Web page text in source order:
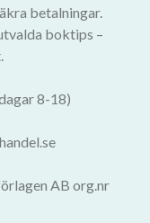
betalningar.
boktips –
8-18)
AB org.nr